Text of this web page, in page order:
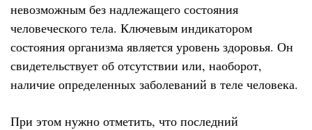
невозможным без надлежащего состояния
человеческого тела. Ключевым индикатором
состояния организма является уровень здоровья. Он
свидетельствует об отсутствии или, наоборот,
наличие определенных заболеваний в теле человека.
При этом нужно отметить, что последний